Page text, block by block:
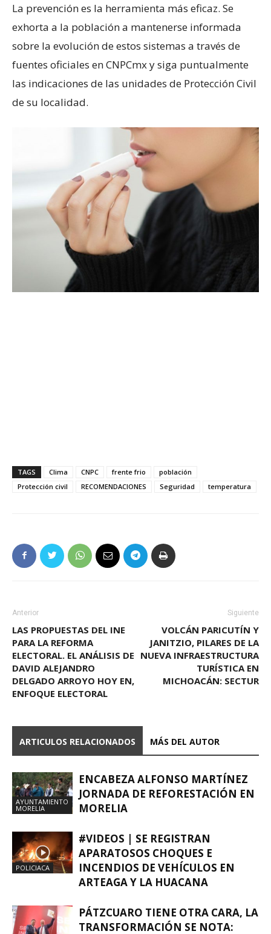
La prevención es la herramienta más eficaz. Se
exhorta a la población a mantenerse informada
sobre la evolución de estos sistemas a través de
fuentes oficiales en CNPCmx y siga puntualmente
las indicaciones de las unidades de Protección Civil
de su localidad.
TAGS Clima CNPC frente frio
población
Protección civil
RECOMENDACIONES Seguridad temperatura
Anterior
LAS PROPUESTAS DEL INE
PARA LA REFORMA
ELECTORAL. EL ANÁLISIS DE
DAVID ALEJANDRO
DELGADO ARROYO HOY EN,
ENFOQUE ELECTORAL
Siguiente
VOLCÁN PARICUTÍN Y
JANITZIO, PILARES DE LA
NUEVA INFRAESTRUCTURA
TURÍSTICA EN
MICHOACÁN: SECTUR
ARTICULOS RELACIONADOS MÁS DEL AUTOR
AYUNTAMIENTO
MORELIA
ENCABEZA ALFONSO MARTÍNEZ
JORNADA DE REFORESTACIÓN EN
MORELIA
POLICIACA
#VIDEOS | SE REGISTRAN
APARATOSOS CHOQUES E
INCENDIOS DE VEHÍCULOS EN
ARTEAGA Y LA HUACANA
PÁTZCUARO TIENE OTRA CARA, LA
TRANSFORMACIÓN SE NOTA: